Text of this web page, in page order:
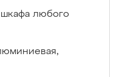
шкафа любого